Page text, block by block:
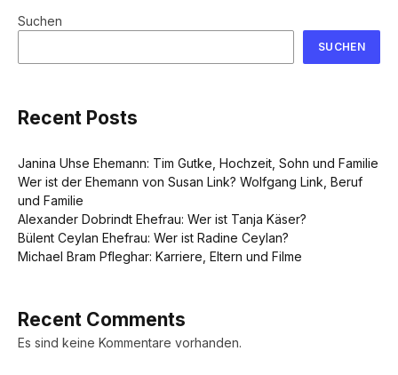
Suchen
SUCHEN
Recent Posts
Janina Uhse Ehemann: Tim Gutke, Hochzeit, Sohn und Familie
Wer ist der Ehemann von Susan Link? Wolfgang Link, Beruf
und Familie
Alexander Dobrindt Ehefrau: Wer ist Tanja Käser?
Bülent Ceylan Ehefrau: Wer ist Radine Ceylan?
Michael Bram Pfleghar: Karriere, Eltern und Filme
Recent Comments
Es sind keine Kommentare vorhanden.